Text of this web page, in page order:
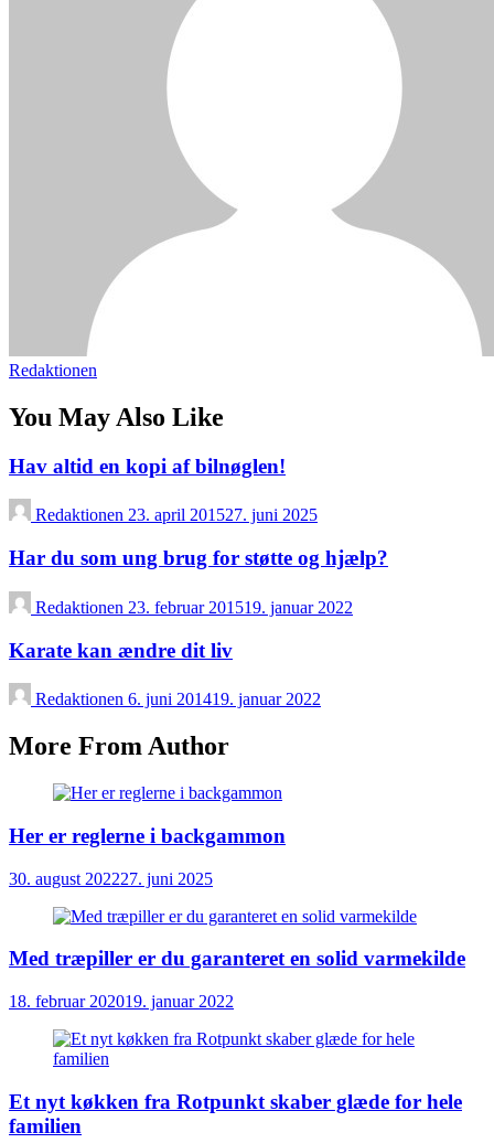
Redaktionen
You May Also Like
Hav altid en kopi af bilnøglen!
Redaktionen 23. april 201527. juni 2025
Har du som ung brug for støtte og hjælp?
Redaktionen 23. februar 201519. januar 2022
Karate kan ændre dit liv
Redaktionen 6. juni 201419. januar 2022
More From Author
Her er reglerne i backgammon
30. august 202227. juni 2025
Med træpiller er du garanteret en solid varmekilde
18. februar 202019. januar 2022
Et nyt køkken fra Rotpunkt skaber glæde for hele
familien